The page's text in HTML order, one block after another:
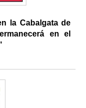
la Cabalgata de
en el